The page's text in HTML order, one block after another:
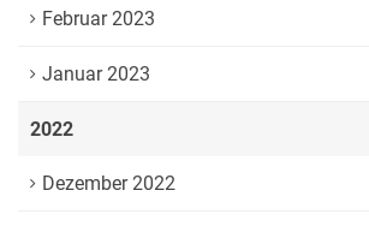
Februar 2023
Januar 2023
2022
Dezember 2022